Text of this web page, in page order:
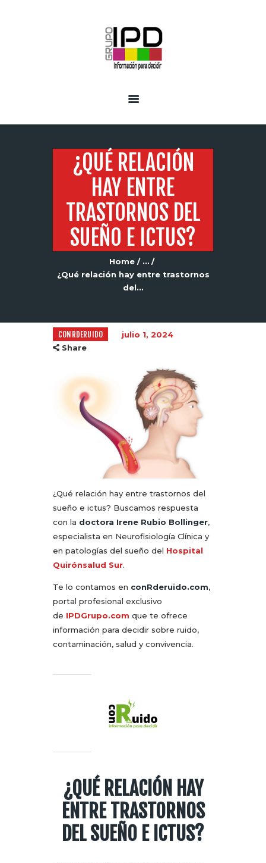
¿QUÉ RELACIÓN
HAY ENTRE
TRASTORNOS DEL
SUEÑO E ICTUS?
Home
...
¿Qué relación hay entre trastornos
del...
CONRDERUIDO
julio 1, 2024
Share
¿Qué relación hay entre trastornos del
sueño e ictus? Buscamos respuesta
con la doctora Irene Rubio Bollinger,
especialista en Neurofisiología Clínica y
en patologías del sueño del Hospital
Quirónsalud Sur.
Te lo contamos en conRderuido.com,
portal profesional exclusivo
de IPDGrupo.com que te ofrece
información para decidir sobre ruido,
contaminación, salud y convivencia.
¿QUÉ RELACIÓN HAY
ENTRE TRASTORNOS
DEL SUEÑO E ICTUS?